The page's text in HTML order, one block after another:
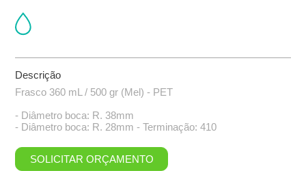
Descrição
Frasco 360 mL / 500 gr (Mel) - PET
- Diâmetro boca: R. 38mm
- Diâmetro boca: R. 28mm - Terminação: 410
SOLICITAR ORÇAMENTO